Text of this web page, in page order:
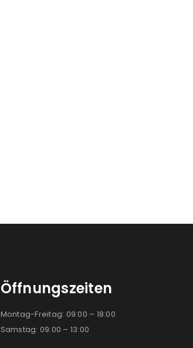
Öffnungszeiten
Montag-Freitag: 09:00 – 18:00
Samstag: 09:00 – 13:00